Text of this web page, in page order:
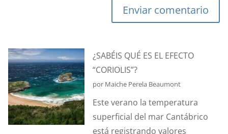
Enviar comentario
¿SABÉIS QUÉ ES EL EFECTO
“CORIOLIS”?
por Maiche Perela Beaumont
Este verano la temperatura
superficial del mar Cantábrico
está registrando valores